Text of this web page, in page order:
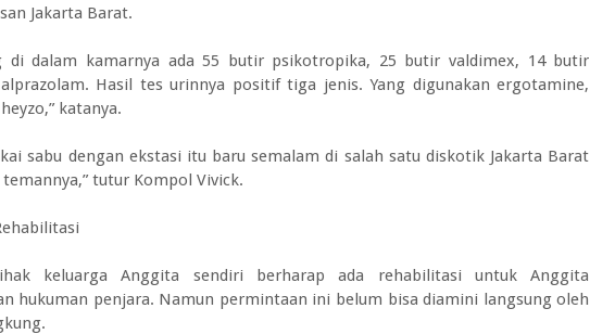
Jakarta Barat.
di dalam kamarnya ada 55 butir psikotropika, 25 butir valdimex, 14 butir
Hasil tes urinnya positif tiga jenis. Yang digunakan ergotamine,
katanya.
sabu dengan ekstasi itu baru semalam di salah satu diskotik Jakarta Barat
tutur Kompol Vivick.
keluarga Anggita sendiri berharap ada rehabilitasi untuk Anggita
hukuman penjara. Namun permintaan ini belum bisa diamini langsung oleh